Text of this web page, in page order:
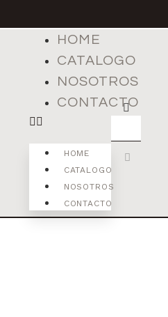
HOME
CATALOGO
NOSOTROS
CONTACTO
HOME
CATALOGO
NOSOTROS
CONTACTO